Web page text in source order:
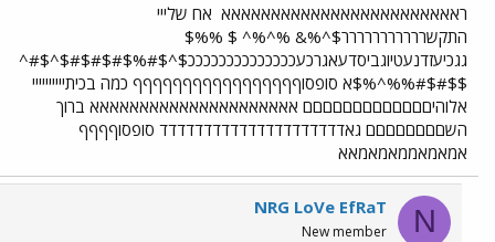
ראאאאאאאאאאאאאאאאאאאאאאאא אח שלייי
התקשררררררררררר$^%& %^%^ $ %%$
גגכיעזדנעטיוגביסדעאגרכעככככככככככככככ$^$#%$#$#$#$^$#^
$$#$#%%^%$א סופסוףףףףףףףףףףףףףףףףף כמה בכיתיייייייייי
אלוהיםםםםםםםםםםםםם אאאאאאאאאאאאאאאאאאאאא ברוך
השםםםםםםםם גאדדדדדדדדדדדדדדדדדדדדד סופסוףףףף
אמאמאממאמאמאא
N
NRG LoVe EfRaT
New member